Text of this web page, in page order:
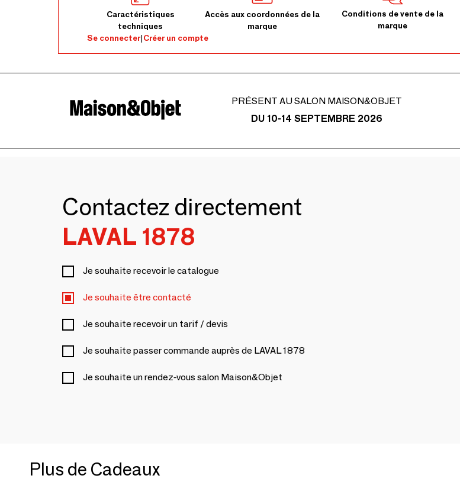
Caractéristiques
techniques
Accès aux coordonnées de la
marque
Conditions de vente de la
marque
Se connecter|Créer un compte
PRÉSENT AU SALON MAISON&OBJET
DU 10-14 SEPTEMBRE 2026
Contactez directement
LAVAL 1878
Je souhaite recevoir le catalogue
Je souhaite être contacté
Je souhaite recevoir un tarif / devis
Je souhaite passer commande auprès de LAVAL 1878
Je souhaite un rendez-vous salon Maison&Objet
Plus de Cadeaux